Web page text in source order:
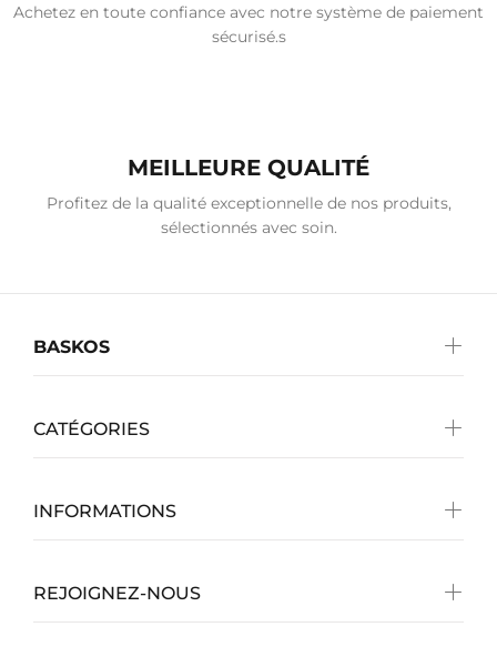
Achetez en toute confiance avec notre système de paiement
sécurisé.s
MEILLEURE QUALITÉ
Profitez de la qualité exceptionnelle de nos produits,
sélectionnés avec soin.
BASKOS
CATÉGORIES
INFORMATIONS
REJOIGNEZ-NOUS